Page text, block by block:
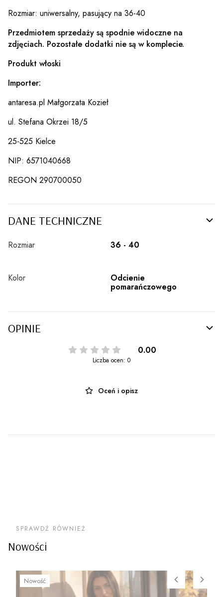
Rozmiar: uniwersalny, pasujący na 36-40
Przedmiotem sprzedaży są spodnie widoczne na
zdjęciach. Pozostałe dodatki nie są w komplecie.
Produkt włoski
Importer:
antaresa.pl Małgorzata Kozieł
ul. Stefana Okrzei 18/5
25-525 Kielce
NIP: 6571040668
REGON 290700050
DANE TECHNICZNE
Rozmiar 36 - 40
Kolor Odcienie
pomarańczowego
OPINIE
0.00
Liczba ocen: 0
Oceń i opisz
Nowości
SPRAWDŹ RÓWNIEŻ
Nowość